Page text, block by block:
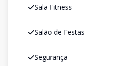
Sala Fitness
Salão de Festas
Segurança